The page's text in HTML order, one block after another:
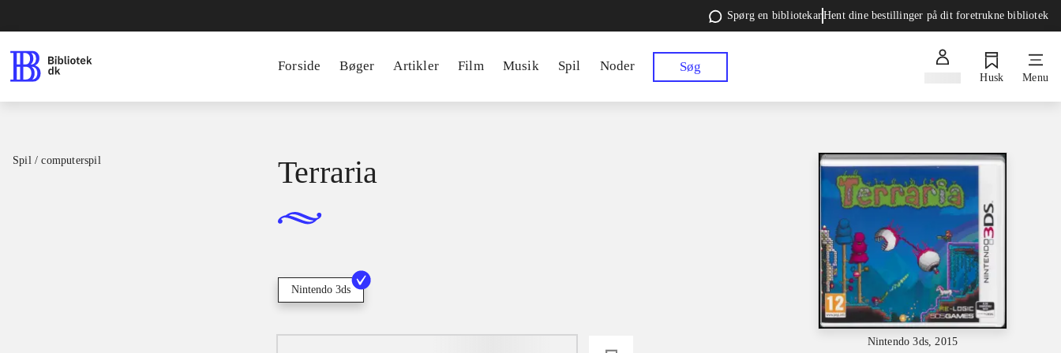
Spørg en bibliotekarHent dine bestillinger på dit foretrukne bibliotek
Forside Bøger Artikler Film Musik Spil Noder Søg
Husk Menu
Spil / computerspil
Nintendo 3ds, 2015
Terraria
Nintendo 3ds